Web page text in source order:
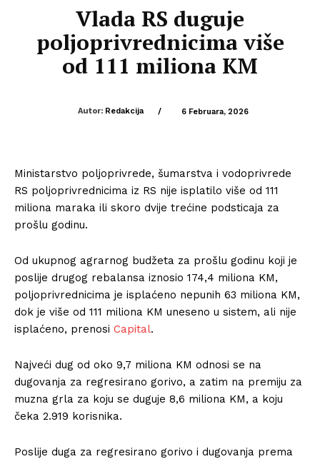
Vlada RS duguje
poljoprivrednicima više
od 111 miliona KM
Autor: Redakcija / 6 Februara, 2026
Ministarstvo poljoprivrede, šumarstva i vodoprivrede
RS poljoprivrednicima iz RS nije isplatilo više od 111
miliona maraka ili skoro dvije trećine podsticaja za
prošlu godinu.
Od ukupnog agrarnog budžeta za prošlu godinu koji je
poslije drugog rebalansa iznosio 174,4 miliona KM,
poljoprivrednicima je isplaćeno nepunih 63 miliona KM,
dok je više od 111 miliona KM uneseno u sistem, ali nije
isplaćeno, prenosi Capital.
Najveći dug od oko 9,7 miliona KM odnosi se na
dugovanja za regresirano gorivo, a zatim na premiju za
muzna grla za koju se duguje 8,6 miliona KM, a koju
čeka 2.919 korisnika.
Poslije duga za regresirano gorivo i dugovanja prema